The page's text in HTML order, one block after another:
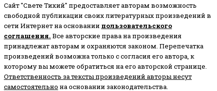
Сайт "Свете Тихий" предоставляет авторам возможность
свободной публикации своих литературных произведений в
сети Интернет на основании пользовательского
соглашения. Все авторские права на произведения
принадлежат авторам и охраняются законом. Перепечатка
произведений возможна только с согласия его автора, к
которому вы можете обратиться на его авторской странице.
Ответственность за тексты произведений авторы несут
самостоятельно на основании законодательства.